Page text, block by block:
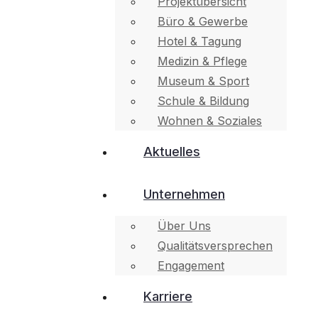
Büro & Gewerbe
Hotel & Tagung
Medizin & Pflege
Museum & Sport
Schule & Bildung
Wohnen & Soziales
Aktuelles
Unternehmen
Über Uns
Qualitätsversprechen
Engagement
Karriere